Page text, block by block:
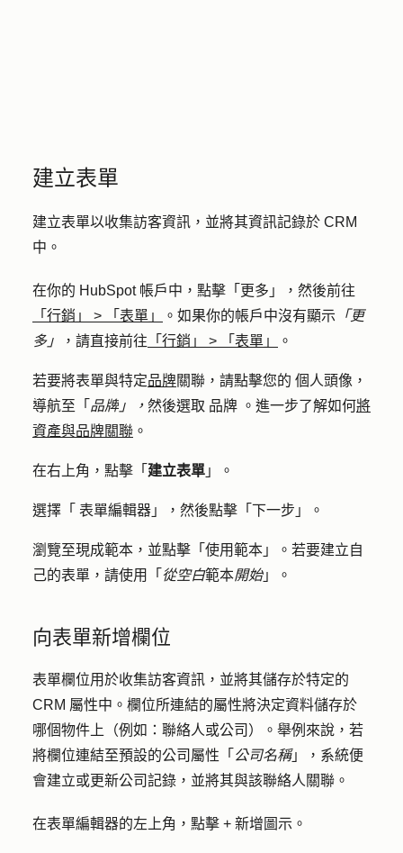
建立表單
建立表單以收集訪客資訊，並將其資訊記錄於 CRM
中。
在你的 HubSpot 帳戶中，點擊 「更多」
，然後前往
「行銷」
> 「表單」 。如果你的帳戶中沒有顯示 「更
多」
，請直接前往 「行銷」 > 「表單」 。
若要將表單與特定品牌關聯， 請點擊您的 個人頭像 ，
導航至「 品牌 」， 然後選取 品牌 。進一步了解如何將
資產與品牌關聯 。
在右上角，點擊「 建立表單 」。
選擇「 表單編輯器 」，然後點擊「 下一步」。
瀏覽至現成範本，並點擊 「使用範本 」。若要建立自
己的表單，請使用「 從空白範本開始」。
向表單新增欄位
表單欄位用於收集訪客資訊，並將其儲存於特定的
CRM 屬性中。欄位所連結的屬性將決定資料儲存於
哪個物件上（例如：聯絡人或公司）。舉例來說，若
將欄位連結至預設的公司屬性「 公司名稱」，系統便
會建立或更新公司記錄，並將其與該聯絡人關聯。
在表單編輯器的左上角，點擊 + 新增圖示 。